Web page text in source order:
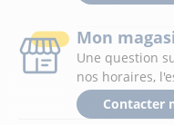
Mon
Une question
nos horaires,
Contacter